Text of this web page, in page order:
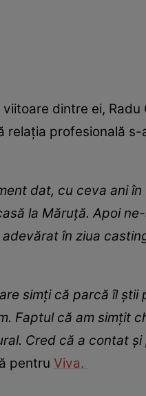
dintre ei, Radu
relația profesională
dat, cu ceva ani în
la Măruță. Apoi
în ziua
simți că parcă îl știi
Faptul că am simțit
Cred că a contat și
pentru Viva.